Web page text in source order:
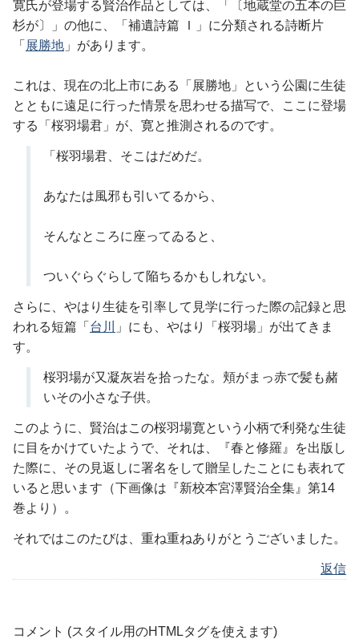
寛氏が登場する賢治作品としては、「〔地蔵堂の五本の巨
杉が〕」の他に、「補遺詩篇 Ｉ」に分類される詩断片
「 展勝地 」があります。
これは、現在の北上市にある「展勝地」という公園に生徒
とともに遠足に行った情景を思わせる描写で、ここに登場
する「桜羽場君」が、寛と推測されるのです。
「桜羽場君、そこはだめだ。
あなたは風邪も引いてるから、
そんなところに座ってゐると、
ついぐらぐらして陥ちるかもしれない。
さらに、やはり生徒を引率して見学に行った際の記録と思
われる短篇「 台川
」にも、やはり「桜羽場」が出てきま
す。
桜羽場が又凝灰岩を拾ったな。頬がまっ赤で髪も赭
いその小さな子供。
このように、賢治はこの桜羽場寛という小柄で利発な生徒
に目をかけていたようで、それは、『春と修羅』を出版し
た際に、その見返しに署名をして贈呈したことにも表れて
いると思います（下画像は『新校本宮澤賢治全集』第14
巻より）。
それではこのたびは、重ね重ねありがとうございました。
返信
コメント (スタイル用のHTMLタグを使えます)